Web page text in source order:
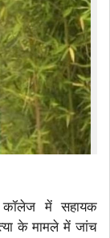
कॉलेज में सहायक
के मामले में जांच